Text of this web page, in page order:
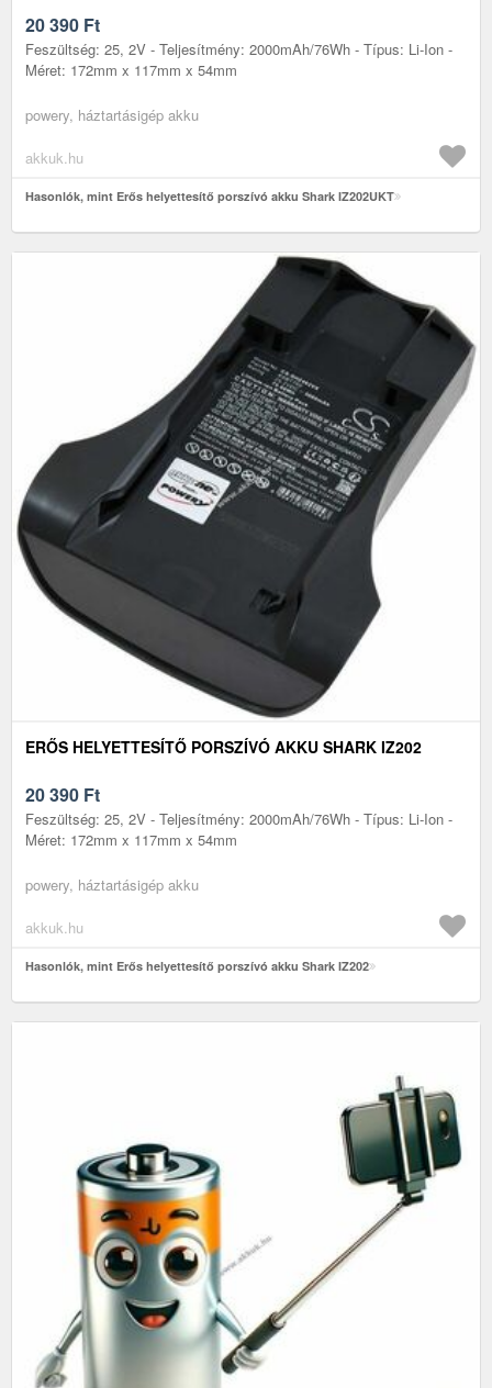
20 390 Ft
Feszültség: 25, 2V - Teljesítmény: 2000mAh/76Wh - Típus: Li-Ion -
Méret: 172mm x 117mm x 54mm
powery, háztartásigép akku
akkuk.hu
Hasonlók, mint Erős helyettesítő porszívó akku Shark IZ202UKT
ERŐS HELYETTESÍTŐ PORSZÍVÓ AKKU SHARK IZ202
20 390 Ft
Feszültség: 25, 2V - Teljesítmény: 2000mAh/76Wh - Típus: Li-Ion -
Méret: 172mm x 117mm x 54mm
powery, háztartásigép akku
akkuk.hu
Hasonlók, mint Erős helyettesítő porszívó akku Shark IZ202